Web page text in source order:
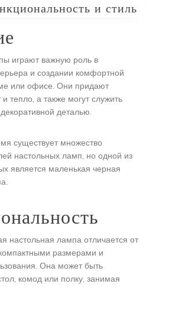
и стиль
играют важную роль в
и создании комфортной
или офисе. Они придают
тепло, а также могут служить
деталью.
существует множество
настольных ламп, но одной из
является маленькая черная
настольная лампа отличается от
размерами и
Она может быть
комод или полку, занимая